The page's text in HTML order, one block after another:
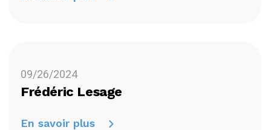
09/26/2024
Frédéric Lesage
En savoir plus